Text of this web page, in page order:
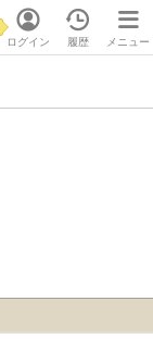
ログイン 履歴 メニュー